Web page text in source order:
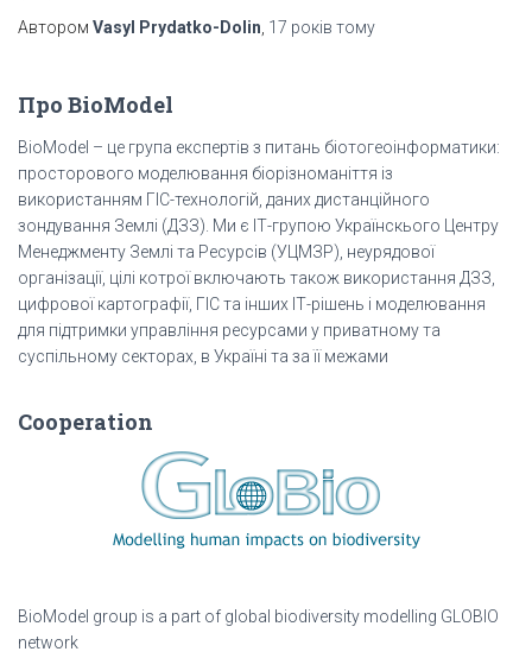
Автором Vasyl Prydatko-Dolin 17 років тому
Про BioModel
BioModel – це група експертів з питань біотогеоінформатики:
просторового моделювання біорізноманіття із
використанням ГІС-технологій, даних дистанційного
зондування Землі (ДЗЗ). Ми є ІТ-групою Українскього Центру
Менеджменту Землі та Ресурсів (УЦМЗР), неурядової
організації, цілі котрої включають також використання ДЗЗ,
цифрової картографії, ГІС та інших ІТ-рішень і моделювання
для підтримки управління ресурсами у приватному та
суспільному секторах, в Україні та за її межами
Cooperation
BioModel group is a part of global biodiversity modelling GLOBIO
network